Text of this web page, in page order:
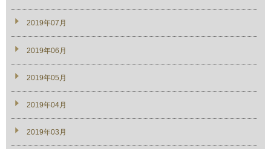
2019年07月
2019年06月
2019年05月
2019年04月
2019年03月